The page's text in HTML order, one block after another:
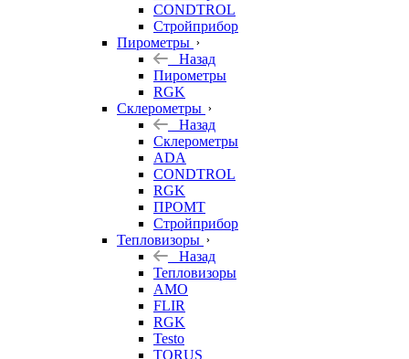
CONDTROL
Стройприбор
Пирометры
Назад
Пирометры
RGK
Склерометры
Назад
Склерометры
ADA
CONDTROL
RGK
ПРОМТ
Стройприбор
Тепловизоры
Назад
Тепловизоры
AMO
FLIR
RGK
Testo
TORUS